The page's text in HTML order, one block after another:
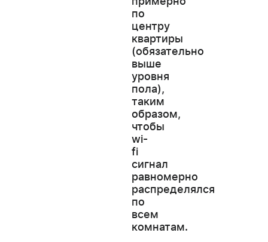
по
центру
квартиры
(обязательно
выше
уровня
пола),
таким
образом,
чтобы
wi-
fi
сигнал
равномерно
распределялся
по
всем
комнатам.